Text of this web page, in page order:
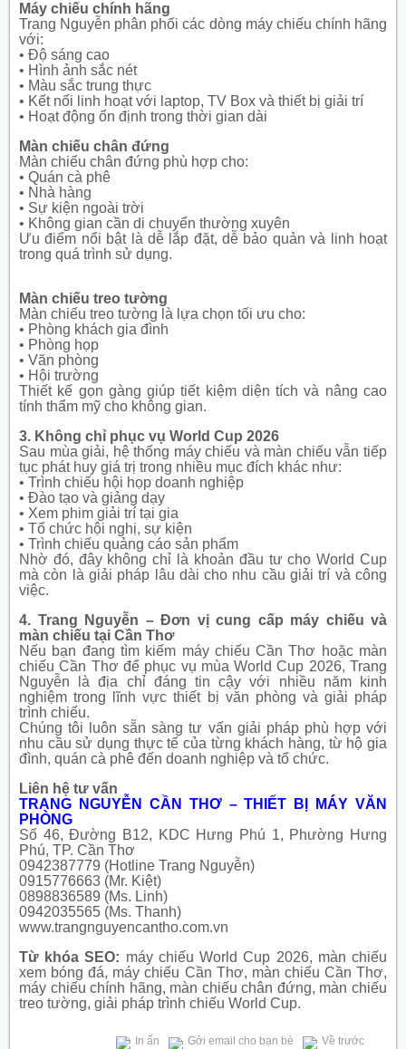
Máy chiếu chính hãng
Trang Nguyễn phân phối các dòng máy chiếu chính hãng
với:
• Độ sáng cao
• Hình ảnh sắc nét
• Màu sắc trung thực
• Kết nối linh hoạt với laptop, TV Box và thiết bị giải trí
• Hoạt động ổn định trong thời gian dài
Màn chiếu chân đứng
Màn chiếu chân đứng phù hợp cho:
• Quán cà phê
• Nhà hàng
• Sự kiện ngoài trời
• Không gian cần di chuyển thường xuyên
Ưu điểm nổi bật là dễ lắp đặt, dễ bảo quản và linh hoạt
trong quá trình sử dụng.
Màn chiếu treo tường
Màn chiếu treo tường là lựa chọn tối ưu cho:
• Phòng khách gia đình
• Phòng họp
• Văn phòng
• Hội trường
Thiết kế gọn gàng giúp tiết kiệm diện tích và nâng cao
tính thẩm mỹ cho không gian.
3. Không chỉ phục vụ World Cup 2026
Sau mùa giải, hệ thống máy chiếu và màn chiếu vẫn tiếp
tục phát huy giá trị trong nhiều mục đích khác như:
• Trình chiếu hội họp doanh nghiệp
• Đào tạo và giảng dạy
• Xem phim giải trí tại gia
• Tổ chức hội nghị, sự kiện
• Trình chiếu quảng cáo sản phẩm
Nhờ đó, đây không chỉ là khoản đầu tư cho World Cup
mà còn là giải pháp lâu dài cho nhu cầu giải trí và công
việc.
4. Trang Nguyễn – Đơn vị cung cấp máy chiếu và
màn chiếu tại Cần Thơ
Nếu bạn đang tìm kiếm máy chiếu Cần Thơ hoặc màn
chiếu Cần Thơ để phục vụ mùa World Cup 2026, Trang
Nguyễn là địa chỉ đáng tin cậy với nhiều năm kinh
nghiệm trong lĩnh vực thiết bị văn phòng và giải pháp
trình chiếu.
Chúng tôi luôn sẵn sàng tư vấn giải pháp phù hợp với
nhu cầu sử dụng thực tế của từng khách hàng, từ hộ gia
đình, quán cà phê đến doanh nghiệp và tổ chức.
Liên hệ tư vấn
TRANG NGUYỄN CẦN THƠ – THIẾT BỊ MÁY VĂN
PHÒNG
Số 46, Đường B12, KDC Hưng Phú 1, Phường Hưng
Phú, TP. Cần Thơ
0942387779 (Hotline Trang Nguyễn)
0915776663 (Mr. Kiệt)
0898836589 (Ms. Linh)
0942035565 (Ms. Thanh)
www.trangnguyencantho.com.vn
Từ khóa SEO: máy chiếu World Cup 2026, màn chiếu
xem bóng đá, máy chiếu Cần Thơ, màn chiếu Cần Thơ,
máy chiếu chính hãng, màn chiếu chân đứng, màn chiếu
treo tường, giải pháp trình chiếu World Cup.
Về trước
Gởi email cho bạn bè
In ấn